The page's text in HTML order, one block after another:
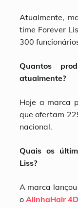
Atualmente,
time Forever
300
Quantos
atualmente?
Hoje a marca
que ofertam
nacional.
Quais os
Liss?
A marca
o AlinhaHair 4D